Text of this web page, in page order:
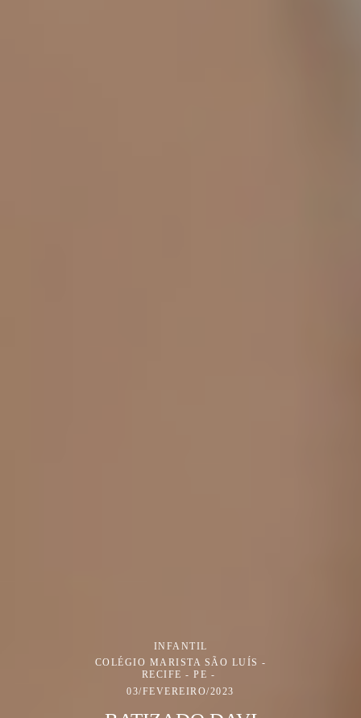
INFANTIL
COLÉGIO MARISTA SÃO LUÍS -
RECIFE - PE
03/FEVEREIRO/2023